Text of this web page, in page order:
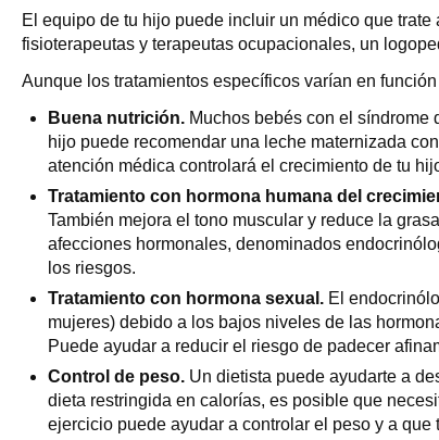
El equipo de tu hijo puede incluir un médico que
fisioterapeutas y terapeutas ocupacionales, un
Aunque los tratamientos específicos varían en
Buena nutrición. Muchos bebés con el
hijo puede recomendar una leche maternizada
atención médica controlará el crecimiento de tu
Tratamiento con hormona humana del
También mejora el tono muscular y reduce la
afecciones hormonales, denominados
los riesgos.
Tratamiento con hormona sexual. El
mujeres) debido a los bajos niveles de las
Puede ayudar a reducir el riesgo de padecer
Control de peso. Un dietista puede ayudarte a
dieta restringida en calorías, es posible que
ejercicio puede ayudar a controlar el peso y a